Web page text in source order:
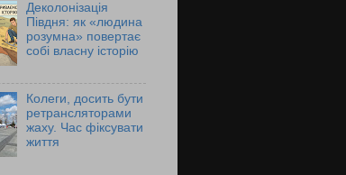
Деколонізація
Півдня: як «людина
розумна» повертає
собі власну історію
Колеги, досить бути
ретрансляторами
жаху. Час фіксувати
життя